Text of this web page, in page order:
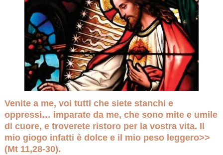
Venite a me, voi tutti che siete stanchi e
oppressi… imparate da me, che sono mite e umile
di cuore, e troverete ristoro per la vostra vita. Il
mio giogo infatti è dolce e il mio peso leggero>>
(Mt 11,28-30).